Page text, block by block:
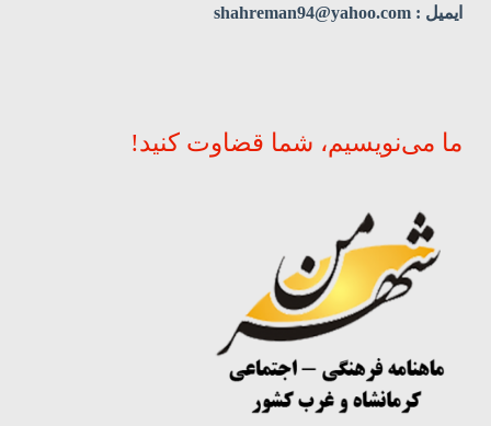
ایمیل : shahreman94@yahoo.com
ما می‌نویسیم، شما قضاوت کنید!